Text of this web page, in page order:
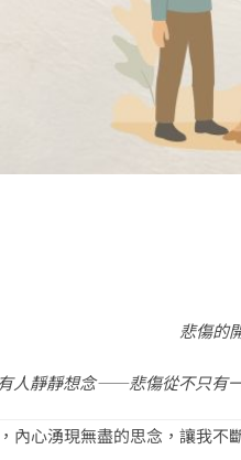
悲傷的
人靜靜想念——悲傷從不只有
內心湧現無盡的思念，讓我不